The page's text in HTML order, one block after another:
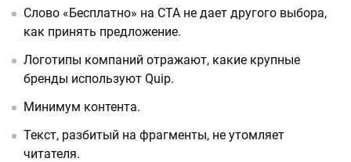
Слово «Бесплатно» на CTA не дает другого выбора,
как принять предложение.
Логотипы компаний отражают, какие крупные
бренды используют Quip.
Минимум контента.
Текст, разбитый на фрагменты, не утомляет
читателя.